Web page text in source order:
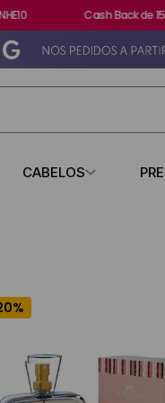
Cash Back de 15%
CABELOS